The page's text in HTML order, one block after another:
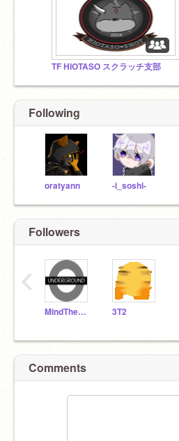
TF HIOTASO スクラッチ支部
Following
oratyann -i_soshi-
Followers
MindTheGap-LONDON 3T2
‹
Comments